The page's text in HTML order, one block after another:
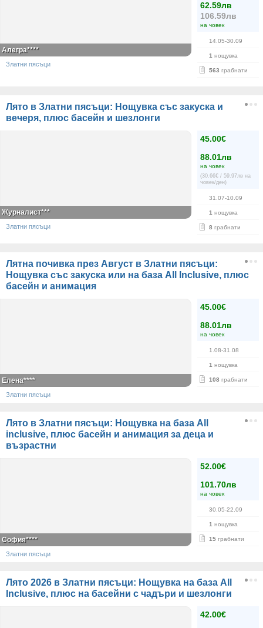
62.59лв
106.59лв
на човек
14.05-30.09
1 нощувка
563 грабнати
Алегра****
Златни пясъци
Лято в Златни пясъци: Нощувка със закуска и
вечеря, плюс басейн и шезлонги
45.00€
88.01лв
на човек
(30.66€ / 59.97лв на
човек/ден)
31.07-10.09
1 нощувка
8 грабнати
Журналист***
Златни пясъци
Лятна почивка през Август в Златни пясъци:
Нощувка със закуска или на база All Inclusive, плюс
басейн и анимация
45.00€
88.01лв
на човек
1.08-31.08
1 нощувка
108 грабнати
Елена****
Златни пясъци
Лято в Златни пясъци: Нощувка на база Аll
inclusive, плюс басейн и анимация за деца и
възрастни
52.00€
101.70лв
на човек
30.05-22.09
1 нощувка
15 грабнати
София****
Златни пясъци
Лято 2026 в Златни пясъци: Нощувка на база All
Inclusive, плюс на басейни с чадъри и шезлонги
42.00€